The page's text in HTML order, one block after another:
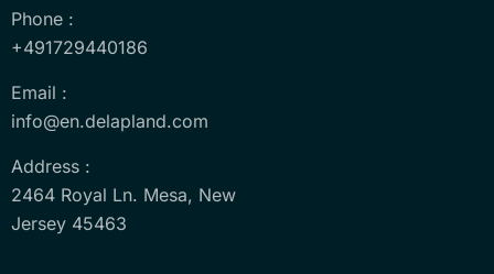
Phone :
+491729440186
Email :
info@en.delapland.com
Address :
2464 Royal Ln. Mesa, New
Jersey 45463